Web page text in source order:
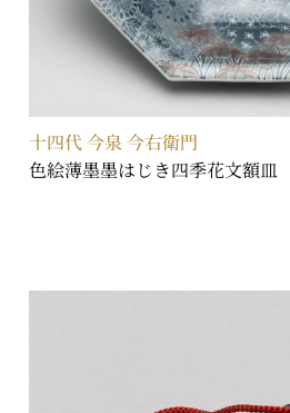
十四代 今泉 今右衛門
色絵薄墨墨はじき四季花文額皿